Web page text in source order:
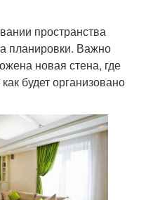
пространства
планировки. Важно
новая стена, где
будет организовано